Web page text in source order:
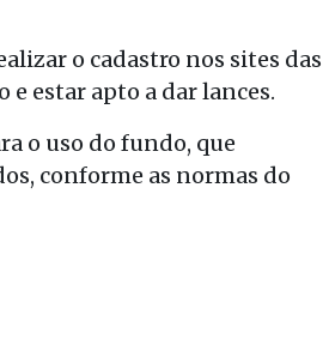
o cadastro nos sites das
estar apto a dar lances.
o uso do fundo, que
conforme as normas do